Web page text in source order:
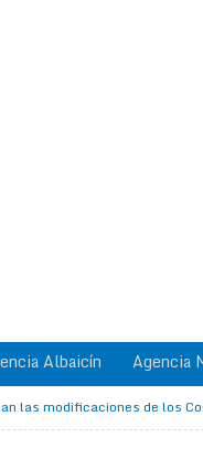
Albaicín Agencia
las modificaciones de los